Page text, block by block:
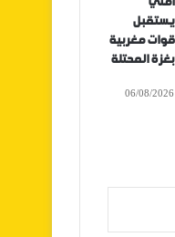
يستقبل
قوات مغربية
بغزة المحتلة
06/08/2026